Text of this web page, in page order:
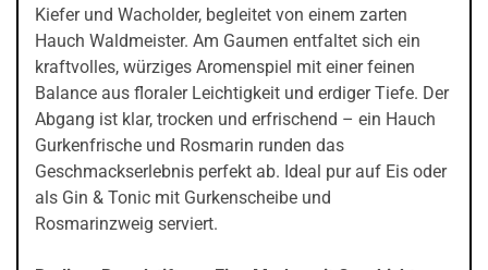
Kiefer und Wacholder, begleitet von einem zarten
Hauch Waldmeister. Am Gaumen entfaltet sich ein
kraftvolles, würziges Aromenspiel mit einer feinen
Balance aus floraler Leichtigkeit und erdiger Tiefe. Der
Abgang ist klar, trocken und erfrischend – ein Hauch
Gurkenfrische und Rosmarin runden das
Geschmackserlebnis perfekt ab. Ideal pur auf Eis oder
als Gin & Tonic mit Gurkenscheibe und
Rosmarinzweig serviert.